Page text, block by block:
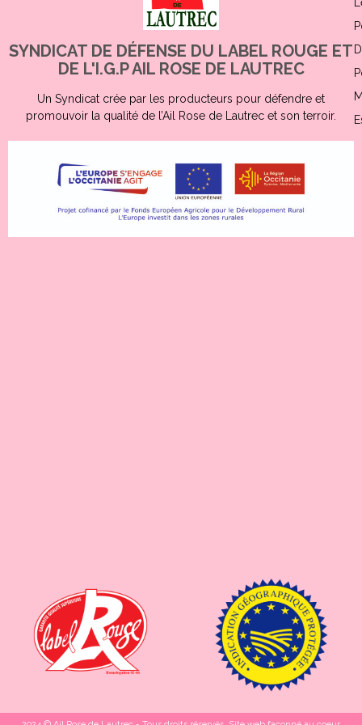
SYNDICAT DE DÉFENSE DU LABEL ROUGE ET
DE L'I.G.P AIL ROSE DE LAUTREC
Un Syndicat crée par les producteurs pour défendre et
promouvoir la qualité de l’Ail Rose de Lautrec et son terroir.